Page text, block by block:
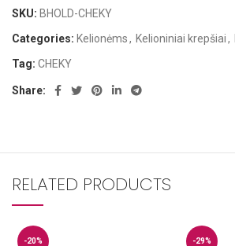
SKU: BHOLD-CHEKY
Categories: Kelionėms, Kelioniniai krepšiai,
Tag: CHEKY
Share:
RELATED PRODUCTS
-20% -29%